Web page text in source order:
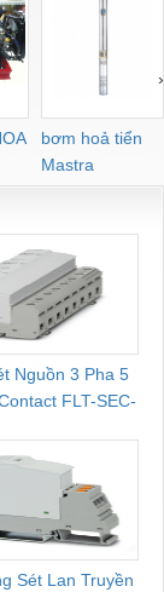
bơm hoả tiển
Mastra
›
Nguồn 3 Pha 5
FLT-SEC-
Sét Lan Truyền